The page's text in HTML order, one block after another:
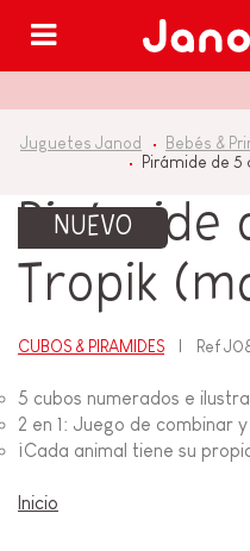
Juguetes Janod Bebés &
Pirámide de
NUEVO
Pirámide
Tropik
CUBOS & PIRAMIDES Ref
5 cubos numerados e
2 en 1: Juego de combinar
¡Cada animal tiene su
Inicio